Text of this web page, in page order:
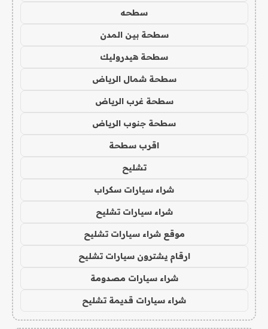
سطحه
سطحة بين المدن
سطحة هيدروليك
سطحة شمال الرياض
سطحة غرب الرياض
سطحة جنوب الرياض
اقرب سطحة
تشليح
شراء سيارات سكراب
شراء سيارات تشليح
موقع شراء سيارات تشليح
ارقام يشترون سيارات تشليح
شراء سيارات مصدومة
شراء سيارات قديمة تشليح